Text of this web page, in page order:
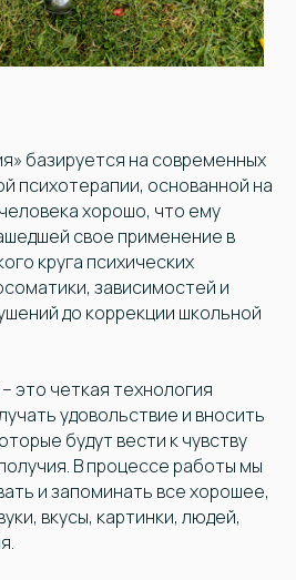
базируется на современных
психотерапии, основанной на
хорошо, что ему
свое применение в
круга психических
зависимостей и
до коррекции школьной
это четкая технология
удовольствие и вносить
будут вести к чувству
В процессе работы мы
и запоминать все хорошее,
вкусы, картинки, людей,